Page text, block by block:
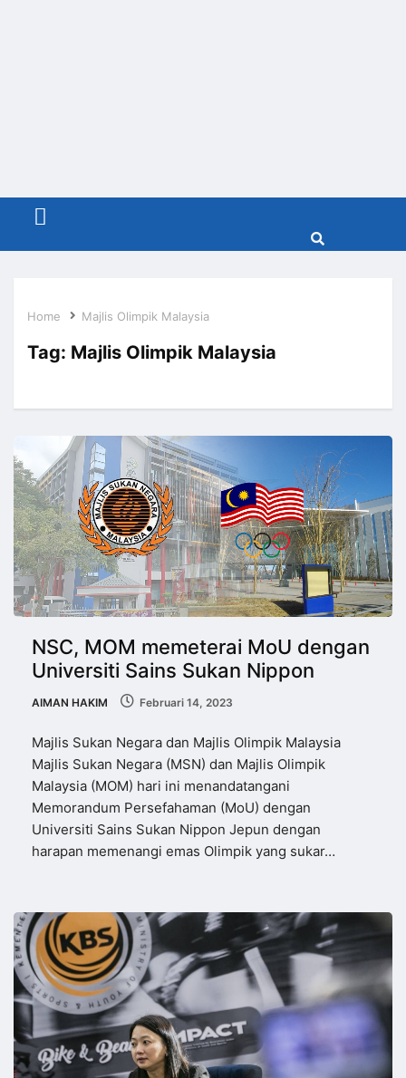
Menu
Home Majlis Olimpik Malaysia
Tag: Majlis Olimpik Malaysia
NSC, MOM memeterai MoU dengan
Universiti Sains Sukan Nippon
AIMAN HAKIM Februari 14, 2023
Majlis Sukan Negara dan Majlis Olimpik Malaysia
Majlis Sukan Negara (MSN) dan Majlis Olimpik
Malaysia (MOM) hari ini menandatangani
Memorandum Persefahaman (MoU) dengan
Universiti Sains Sukan Nippon Jepun dengan
harapan memenangi emas Olimpik yang sukar…